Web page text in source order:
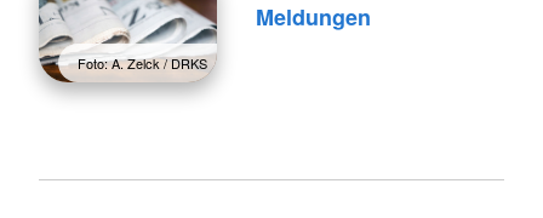
Foto: A. Zelck / DRKS
Meldungen